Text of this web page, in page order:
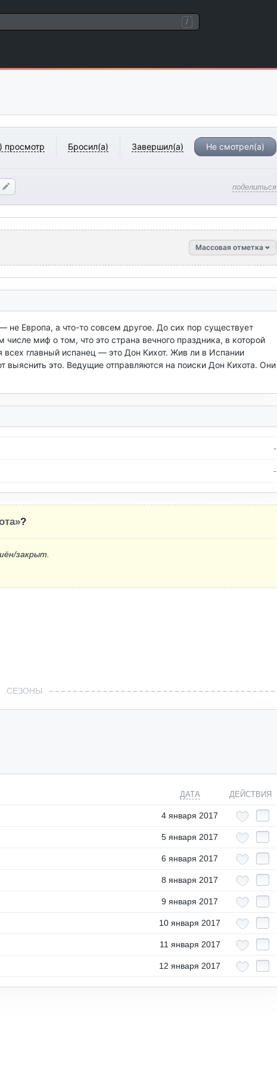
/
просмотр Бросил(а) Завершил(а) Не смотрел(а)
поделиться
Массовая отметка
не Европа, а что-то совсем другое. До сих пор существует
миф о том, что это страна вечного праздника, в которой
главный испанец — это Дон Кихот. Жив ли в Испании
выяснить это. Ведущие отправляются на поиски Дон Кихота. Они
-
-
?
закрыт.
СЕЗОНЫ
ДАТА ДЕЙСТВИЯ
4 января 2017
5 января 2017
6 января 2017
8 января 2017
9 января 2017
10 января 2017
11 января 2017
12 января 2017